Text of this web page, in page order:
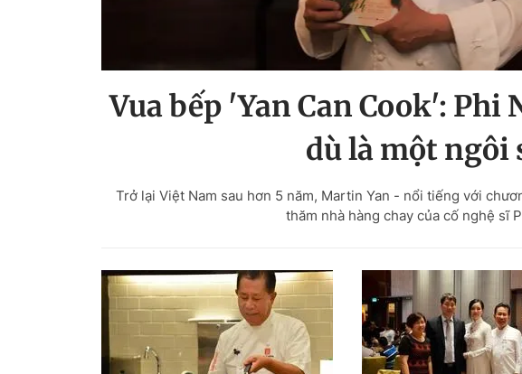
Vua bếp 'Yan Can Cook':
dù là một ngôi
Trở lại Việt Nam sau hơn 5 năm, Martin Yan - nổi tiếng với
thăm nhà hàng chay của cố nghệ sĩ